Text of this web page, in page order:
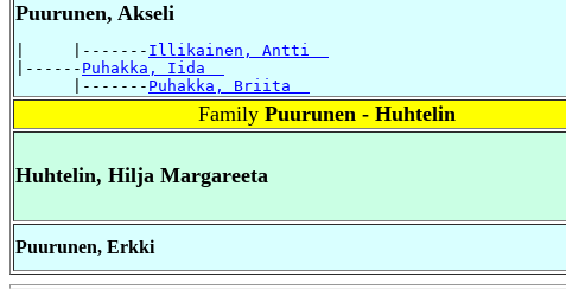
Puurunen, Akseli
|     |------- Illikainen, Antti
|------ Puhakka, Iida
      |-------
Puhakka, Briita
Family Puurunen - Huhtelin
Huhtelin, Hilja Margareeta
Puurunen, Erkki